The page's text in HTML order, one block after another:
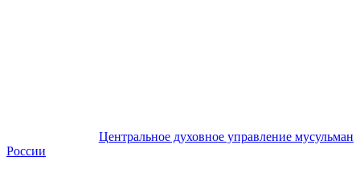
Центральное духовное управление мусульман
России